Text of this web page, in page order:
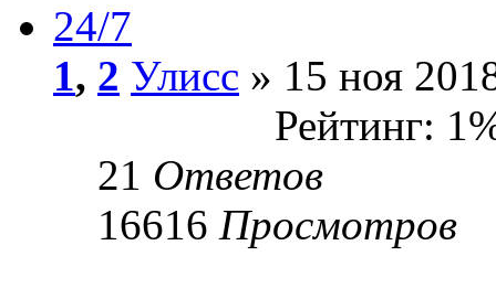
24/7
1, 2 Улисс » 15 ноя
Рейтинг:
21 Ответов
16616 Просмотров